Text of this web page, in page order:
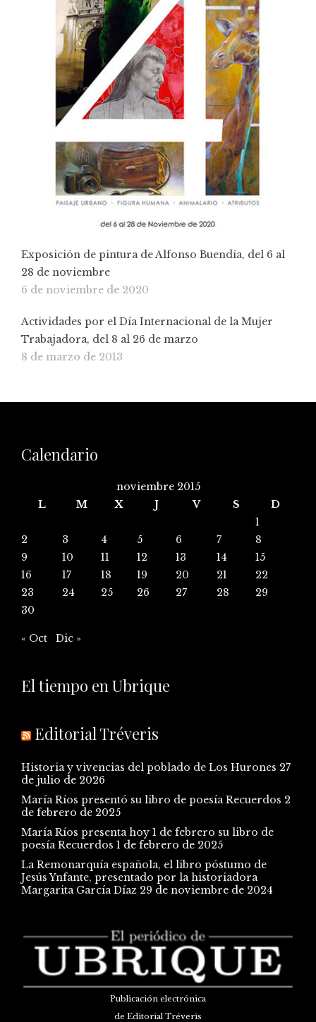
Exposición de pintura de Alfonso Buendía, del 6 al
28 de noviembre
6 de noviembre de 2020
Actividades por el Día Internacional de la Mujer
Trabajadora, del 8 al 26 de marzo
8 de marzo de 2013
Calendario
noviembre 2015
L
M X J V S
D
1
2
3 4 5 6 7
8
9
10 11 12 13 14
15
16
17 18 19 20 21
22
23
24 25 26 27 28
29
30
« Oct Dic »
El tiempo en Ubrique
Editorial Tréveris
Historia y vivencias del poblado de Los Hurones 27
de julio de 2026
María Ríos presentó su libro de poesía Recuerdos 2
de febrero de 2025
María Ríos presenta hoy 1 de febrero su libro de
poesía Recuerdos 1 de febrero de 2025
La Remonarquía española, el libro póstumo de
Jesús Ynfante, presentado por la historiadora
Margarita García Díaz 29 de noviembre de 2024
Publicación electrónica
de Editorial Tréveris